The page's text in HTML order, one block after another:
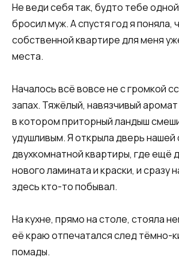
Не веди себя так, будто тебе
бросил муж. А спустя год я поняла,
собственной квартире для меня
места.
Началось всё вовсе не с громкой
запах. Тяжёлый, навязчивый
в котором приторный ландыш
удушливым. Я открыла дверь нашей
двухкомнатной квартиры, где ещё
нового ламината и краски, и сразу
здесь кто-то побывал.
На кухне, прямо на столе, стояла
её краю отпечатался след тёмно-
помады.